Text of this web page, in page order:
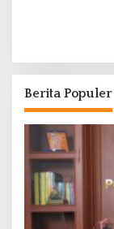
Berita Populer